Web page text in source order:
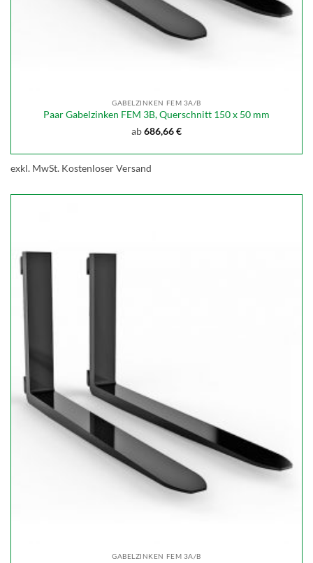
GABELZINKEN FEM 3A/B
Paar Gabelzinken FEM 3B, Querschnitt 150 x 50 mm
ab686,66€
exkl. MwSt. Kostenloser Versand
GABELZINKEN FEM 3A/B